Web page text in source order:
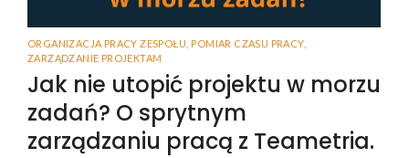
ORGANIZACJA PRACY ZESPOŁU POMIAR CZASU PRACY,
ZARZĄDZANIE PROJEKTAM
Jak nie utopić projektu w morzu
zadań? O sprytnym
zarządzaniu pracą z Teametria.